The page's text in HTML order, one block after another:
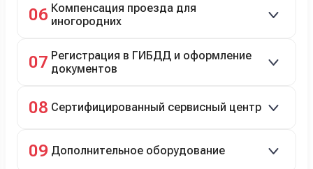
06 Компенсация проезда для
иногородних
07 Регистрация в ГИБДД и оформление
документов
08 Сертифицированный сервисный центр
технический ремонт.
09 Дополнительное оборудование